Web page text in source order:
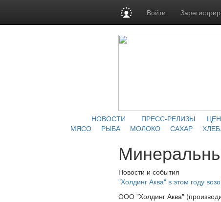
Войти
НОВОСТИ ПРЕСС-РЕЛИЗЫ
МЯСО
РЫБА МОЛОКО САХАР
Новости и события
"Холдинг Аква" в этом году
ООО "Холдинг Аква"